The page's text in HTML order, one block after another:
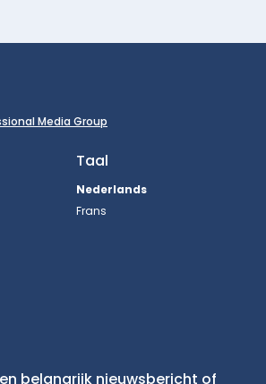
Media Group
Taal
Nederlands
Frans
belangrijk nieuwsbericht of